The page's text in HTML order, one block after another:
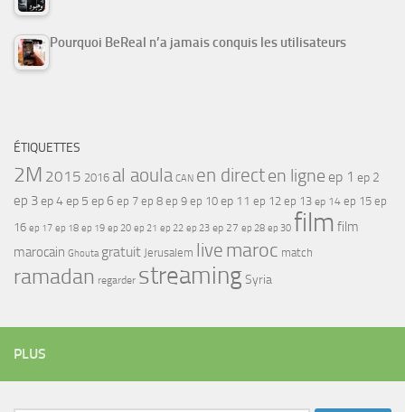
Pourquoi BeReal n’a jamais conquis les utilisateurs
ÉTIQUETTES
2M 2015 2016 al aoula CAN en directen ligne ep 1 ep 2
ep 3ep 4ep 5 ep 6 ep 7 ep 8 ep 9 ep 10 ep 11 ep 12 ep 13 ep 14 ep 15 ep
16 ep 17 ep 18 ep 19 ep 20 ep 21 ep 22 ep 23 ep 27 ep 28 ep 30 film film
marocain Ghouta gratuit Jerusalem live maroc match
ramadan regarder streamingSyria
PLUS